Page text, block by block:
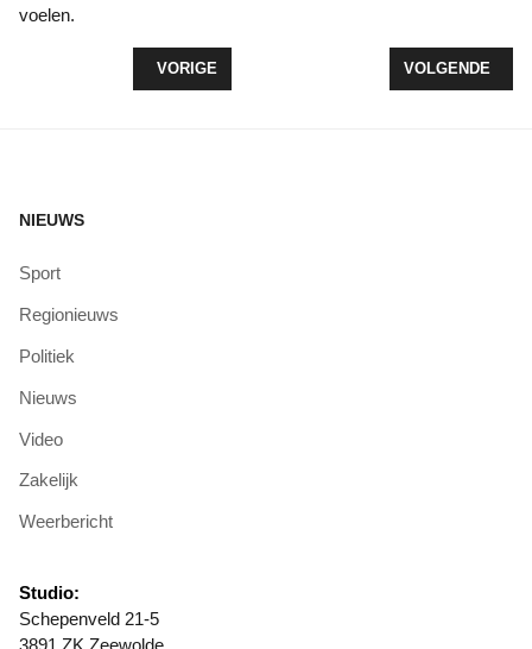
voelen.
VORIG ARTIKEL: KV WOLDERWIJD/DYZLE
VORIGE VOLGENDE
VOLGENDE
NIEUWS
Sport
Regionieuws
Politiek
Nieuws
Video
Zakelijk
Weerbericht
Studio:
Schepenveld 21-5